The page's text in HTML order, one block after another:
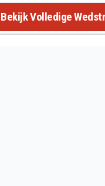
Bekijk Volledige